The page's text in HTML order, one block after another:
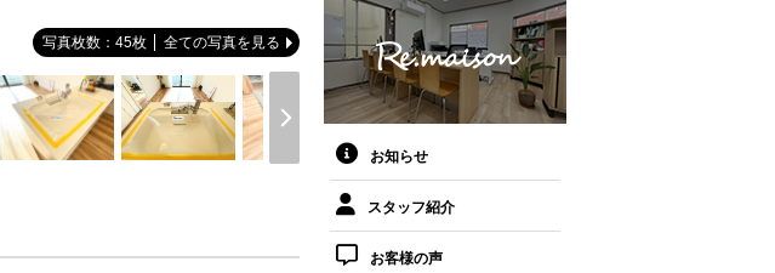
写真枚数：45枚 全ての写真を見る
お知らせ
スタッフ紹介
お客様の声